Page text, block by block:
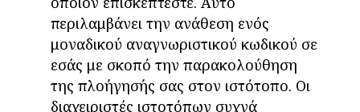
περιλαμβάνει την ανάθεση ενός
μοναδικού αναγνωριστικού κωδικού σε
εσάς με σκοπό την παρακολούθηση
της πλοήγησής σας στον ιστότοπο. Οι
διαχειριστές ιστοτόπων συχνά